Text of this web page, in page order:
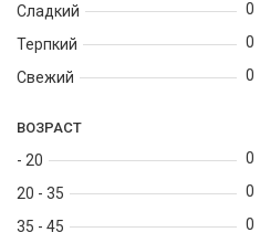
Сладкий
Терпкий
Свежий
0
0
0
ВОЗРАСТ
- 20
20 - 35
35 - 45
0
0
0